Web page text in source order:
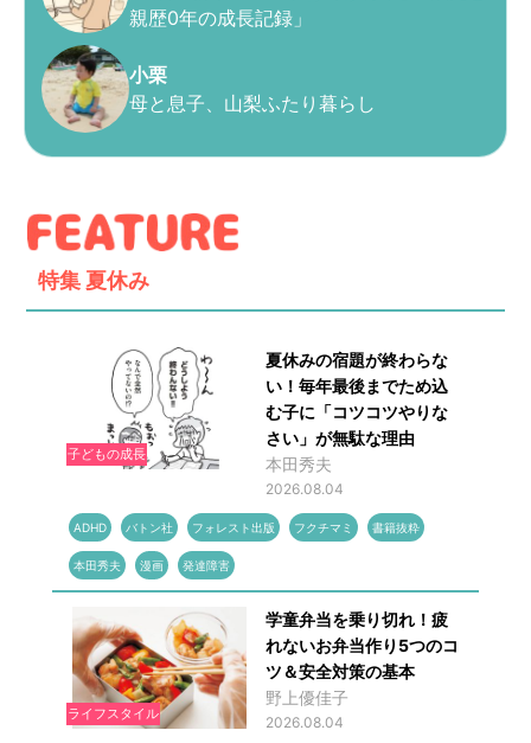
親歴0年の成長記録」
小栗
母と息子、山梨ふたり暮らし
特集 夏休み
子どもの成長
夏休みの宿題が終わらな
い！毎年最後までため込
む子に「コツコツやりな
さい」が無駄な理由
本田秀夫
2026.08.04
ADHD バトン社 フォレスト出版 フクチマミ 書籍抜粋
本田秀夫 漫画 発達障害
ライフスタイル
学童弁当を乗り切れ！疲
れないお弁当作り5つのコ
ツ＆安全対策の基本
野上優佳子
2026.08.04